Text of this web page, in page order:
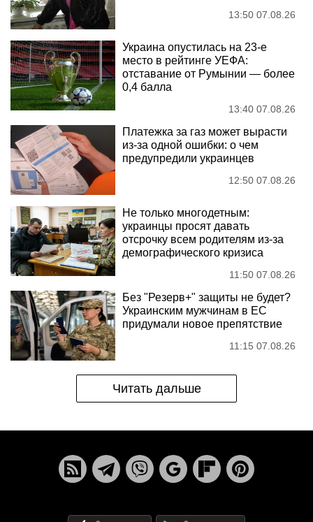
13:50 07.08.26
Украина опустилась на 23-е
место в рейтинге УЕФА:
отставание от Румынии — более
0,4 балла
13:40 07.08.26
Платежка за газ может вырасти
из-за одной ошибки: о чем
предупредили украинцев
12:50 07.08.26
Не только многодетным:
украинцы просят давать
отсрочку всем родителям из-за
демографического кризиса
11:50 07.08.26
Без "Резерв+" защиты не будет?
Украинским мужчинам в ЕС
придумали новое препятствие
11:15 07.08.26
Читать дальше